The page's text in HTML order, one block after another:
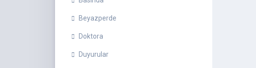
Beyazperde
Doktora
Duyurular